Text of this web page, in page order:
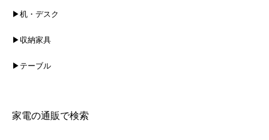
▶机・デスク
▶収納家具
▶テーブル
家電の通販で検索